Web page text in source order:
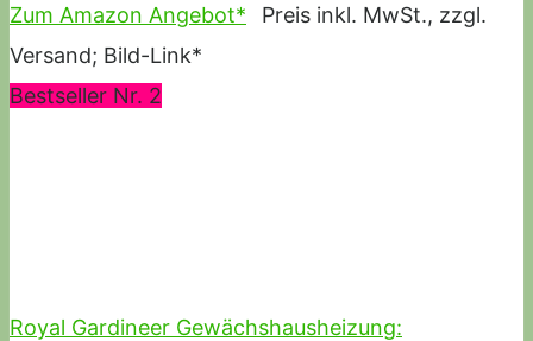
Zum Amazon Angebot*
Preis inkl. MwSt., zzgl.
Versand; Bild-Link*
Bestseller Nr. 2
Royal Gardineer Gewächshausheizung: